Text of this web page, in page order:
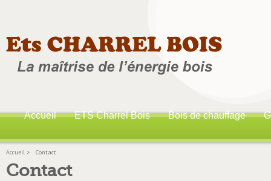
Accueil ETS Charrel Bois Bois de chauffage
Accueil > Contact
Contact